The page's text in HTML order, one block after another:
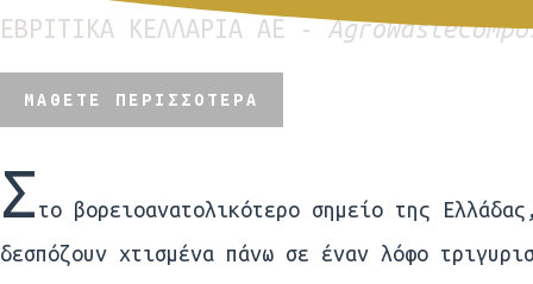
ΕΒΡΙΤΙΚΑ ΚΕΛΛΑΡΙΑ ΑΕ -
ΜΆΘΕΤΕ ΠΕΡΙΣΣΟΤΕΡΑ
Σ το βορειοανατολικότερο σημείο της
δεσπόζουν χτισμένα πάνω σε έναν λόφο